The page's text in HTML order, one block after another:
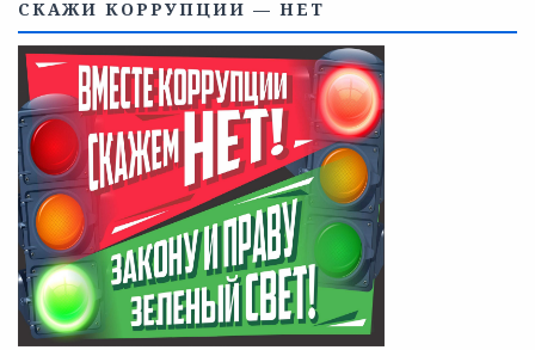
Телефоны учреждений, оказывающих меры социальной
поддержки, медицинскую, социально-психологическую
помощь детям и взрослым лицам Ленинградской
области